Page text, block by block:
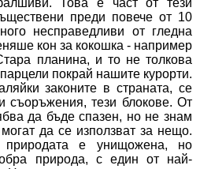
Това е част от тези
преди повече от 10
несправедливи от гледна
кон за кокошка - например
планина, и то не толкова
покрай нашите курорти.
законите в страната, се
съоръжения, тези блокове. От
да бъде спазен, но не знам
да се използват за нещо.
е унищожена, но
природа, с един от най-